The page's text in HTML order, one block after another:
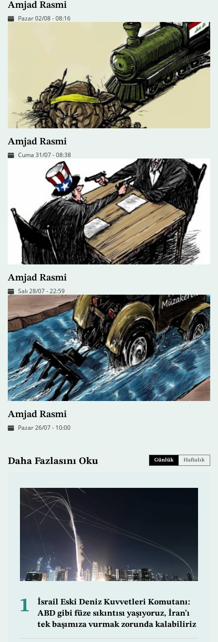
Amjad Rasmi
Pazar 02/08 - 08:16
Amjad Rasmi
Cuma 31/07 - 08:38
Amjad Rasmi
Salı 28/07 - 22:59
Amjad Rasmi
Pazar 26/07 - 10:00
Daha Fazlasını Oku Günlük Haftalık
1
İsrail Eski Deniz Kuvvetleri Komutanı:
ABD gibi füze sıkıntısı yaşıyoruz, İran’ı
tek başımıza vurmak zorunda kalabiliriz